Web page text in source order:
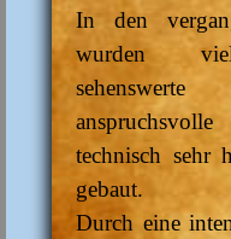
In den
wurden
technisch sehr
gebaut.
Durch eine